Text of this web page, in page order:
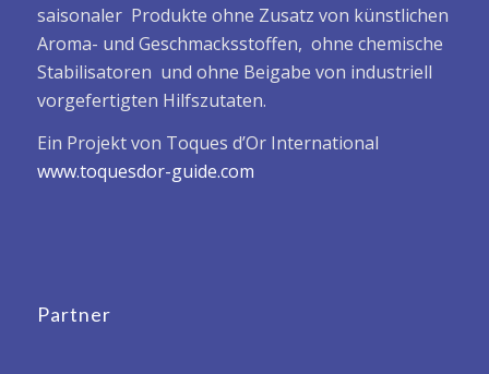
saisonaler Produkte ohne Zusatz von künstlichen
Aroma- und Geschmacksstoffen, ohne chemische
Stabilisatoren und ohne Beigabe von industriell
vorgefertigten Hilfszutaten.
Ein Projekt von Toques d’Or International
www.toquesdor-guide.com
Partner